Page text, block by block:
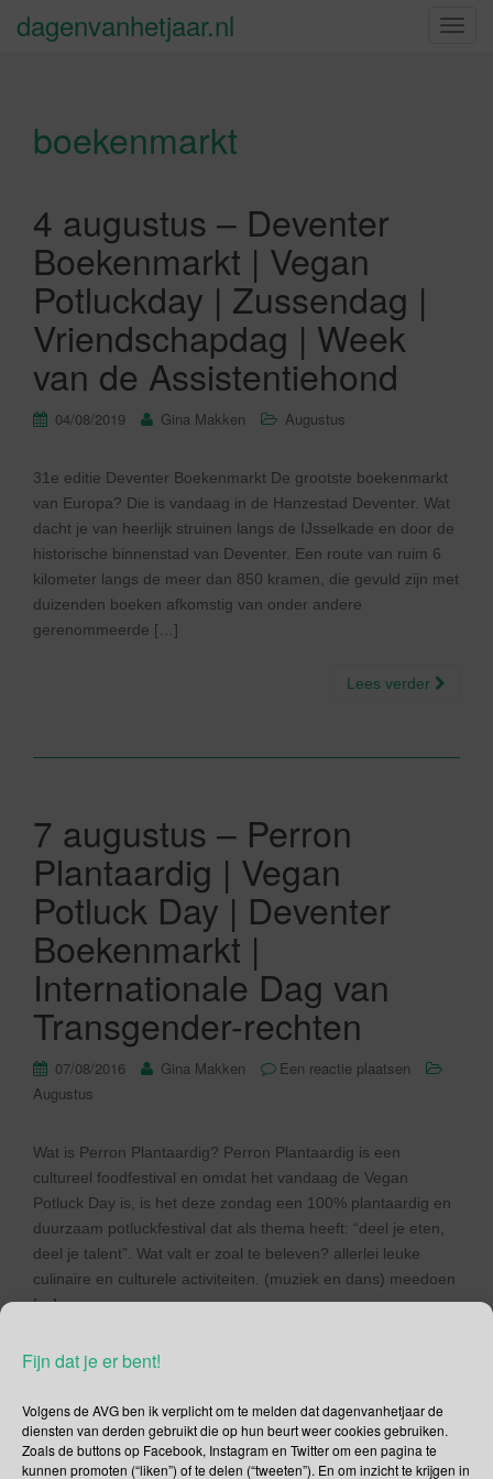
Fijn dat je er bent!
Volgens de AVG ben ik verplicht om te melden dat dagenvanhetjaar de
diensten van derden gebruikt die op hun beurt weer cookies gebruiken.
Zoals de buttons op Facebook, Instagram en Twitter om een pagina te
kunnen promoten (“liken”) of te delen (“tweeten”). En om inzicht te krijgen in
S
dagenvanhetjaar.nl
boekenmarkt
4 augustus – Deventer
Boekenmarkt | Vegan
Potluckday | Zussendag |
Vriendschapdag | Week
van de Assistentiehond
04/08/2019 Gina Makken Augustus
31e editie Deventer Boekenmarkt De grootste boekenmarkt
van Europa? Die is vandaag in de Hanzestad Deventer. Wat
dacht je van heerlijk struinen langs de IJsselkade en door de
historische binnenstad van Deventer. Een route van ruim 6
kilometer langs de meer dan 850 kramen, die gevuld zijn met
duizenden boeken afkomstig van onder andere
gerenommeerde […]
Lees verder
7 augustus – Perron
Plantaardig | Vegan
Potluck Day | Deventer
Boekenmarkt |
Internationale Dag van
Transgender-rechten
07/08/2016 Gina Makken
Een reactie plaatsen
Augustus
Wat is Perron Plantaardig? Perron Plantaardig is een
cultureel foodfestival en omdat het vandaag de Vegan
Potluck Day is, is het deze zondag een 100% plantaardig en
duurzaam potluckfestival dat als thema heeft: “deel je eten,
deel je talent”. Wat valt er zoal te beleven? allerlei leuke
culinaire en culturele activiteiten. (muziek en dans) meedoen
[…]